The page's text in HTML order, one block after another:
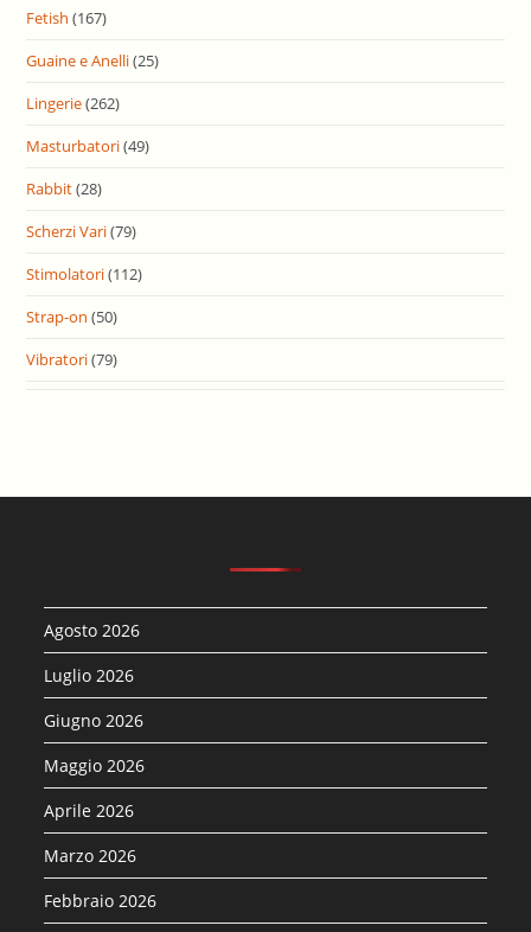
Fetish (167)
Guaine e Anelli(25)
Lingerie(262)
Masturbatori(49)
Rabbit(28)
Scherzi Vari(79)
Stimolatori(112)
Strap-on (50)
Vibratori(79)
Agosto 2026
Luglio 2026
Giugno 2026
Maggio 2026
Aprile 2026
Marzo 2026
Febbraio 2026